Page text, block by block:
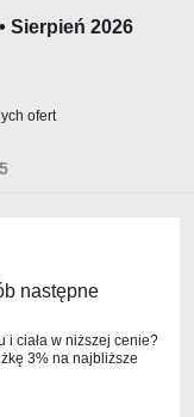
Sierpień 2026
ofert
następne
i ciała w niższej cenie?
3% na najbliższe